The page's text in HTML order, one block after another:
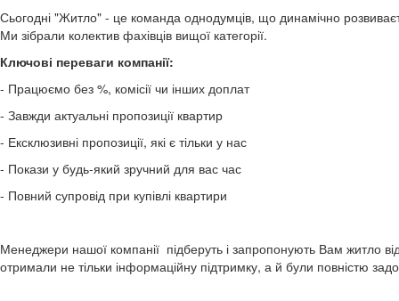
Сьогодні "Житло" - це команда однодумців, що динамічно
Ми зібрали колектив фахівців вищої категорії.
Ключові переваги компанії:
- Працюємо без %, комісії чи інших доплат
- Завжди актуальні пропозиції квартир
- Ексклюзивні пропозиції, які є тільки у нас
- Покази у будь-який зручний для вас час
- Повний супровід при купівлі квартири
Менеджери нашої компанії підберуть і запропонують Вам житло
отримали не тільки інформаційну підтримку, а й були повністю